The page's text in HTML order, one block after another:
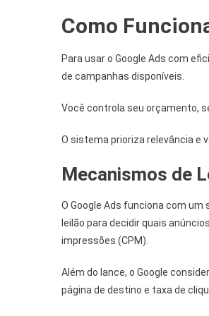
Como
Para usar o Google Ads com
de campanhas disponíveis.
Você controla seu orçamento,
O sistema prioriza relevância e
Mecanismos de
O Google Ads funciona com um
leilão para decidir quais
impressões (CPM).
Além do lance, o Google
página de destino e taxa de